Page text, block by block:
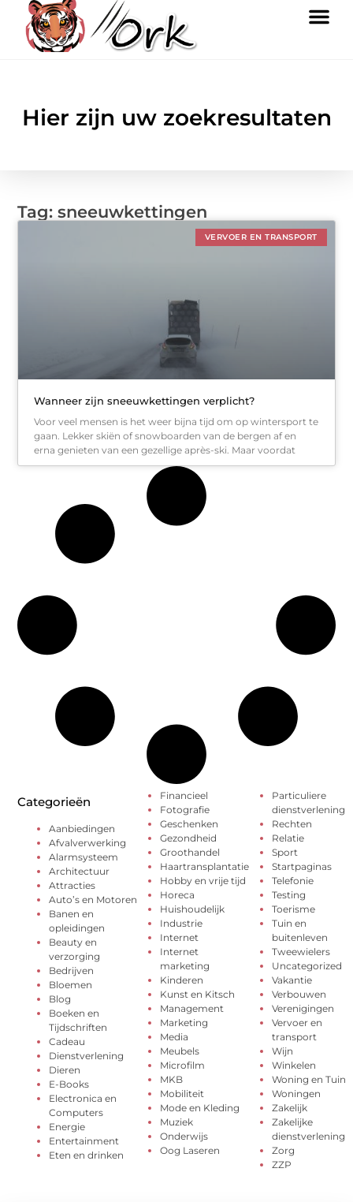
Hier zijn uw zoekresultaten
Tag: sneeuwkettingen
VERVOER EN TRANSPORT
Wanneer zijn sneeuwkettingen verplicht?
Voor veel mensen is het weer bijna tijd om op wintersport te
gaan. Lekker skiën of snowboarden van de bergen af en
erna genieten van een gezellige après-ski. Maar voordat
Categorieën
Aanbiedingen
Afvalverwerking
Alarmsysteem
Architectuur
Attracties
Auto’s en Motoren
Banen en
opleidingen
Beauty en
verzorging
Bedrijven
Bloemen
Blog
Boeken en
Tijdschriften
Cadeau
Dienstverlening
Dieren
E-Books
Electronica en
Computers
Energie
Entertainment
Eten en drinken
Financieel
Fotografie
Geschenken
Gezondheid
Groothandel
Haartransplantatie
Hobby en vrije tijd
Horeca
Huishoudelijk
Industrie
Internet
Internet
marketing
Kinderen
Kunst en Kitsch
Management
Marketing
Media
Meubels
Microfilm
MKB
Mobiliteit
Mode en Kleding
Muziek
Onderwijs
Oog Laseren
Particuliere
dienstverlening
Rechten
Relatie
Sport
Startpaginas
Telefonie
Testing
Toerisme
Tuin en
buitenleven
Tweewielers
Uncategorized
Vakantie
Verbouwen
Verenigingen
Vervoer en
transport
Wijn
Winkelen
Woning en Tuin
Woningen
Zakelijk
Zakelijke
dienstverlening
Zorg
ZZP